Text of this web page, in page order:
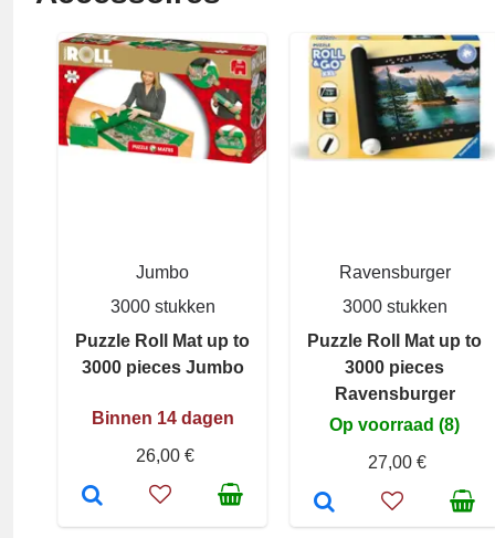
Jumbo
3000 stukken
Puzzle Roll Mat up to
3000 pieces Jumbo
Binnen 14 dagen
26,00 €
Ravensburger
3000 stukken
Puzzle Roll Mat up to
3000 pieces
Ravensburger
Op voorraad (8)
27,00 €